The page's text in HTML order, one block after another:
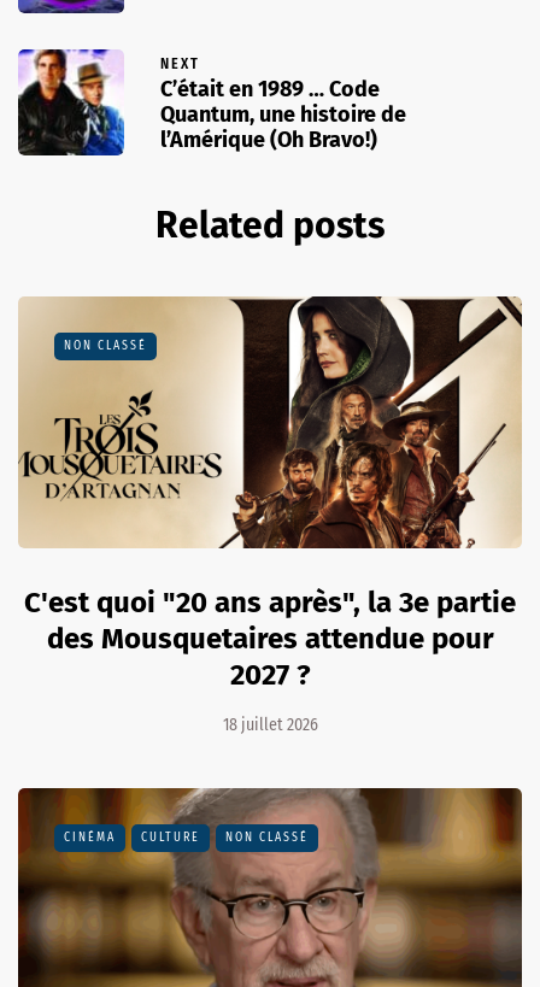
NEXT
C’était en 1989 … Code
Quantum, une histoire de
l’Amérique (Oh Bravo!)
Related posts
NON CLASSÉ
C'est quoi "20 ans après", la 3e partie
des Mousquetaires attendue pour
2027 ?
18 juillet 2026
CINÉMA CULTURE NON CLASSÉ